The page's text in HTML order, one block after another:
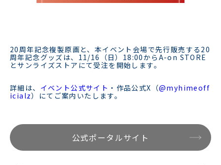
20周年記念複製原画と、本イベント会場で先行販売する20
周年記念グッズは、11/16（日）18:00からA-on STORE
とサンライズストアにて受注を開始します。
詳細は、 イベント公式サイト ・作品公式X（@myhimeoff
icialz）にてご案内いたします。
公式ポータルサイト